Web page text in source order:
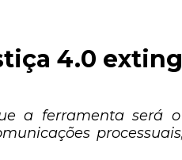
4.0
a ferramenta será